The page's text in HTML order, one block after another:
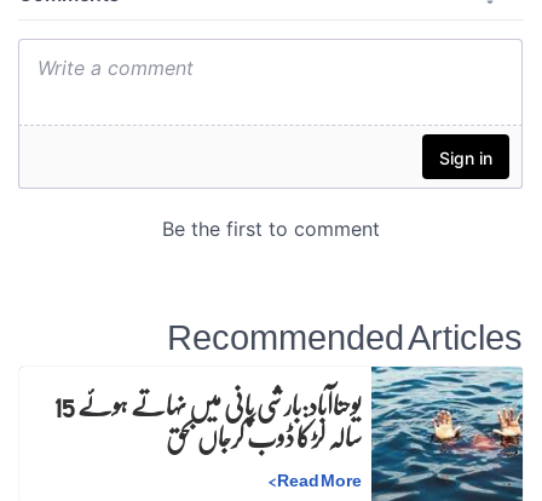
Recommended Articles
یوحناآباد:بارشی پانی میں نہاتے ہوئے 15 سالہ لڑکا ڈوب کرجاں بحق
Read More
>